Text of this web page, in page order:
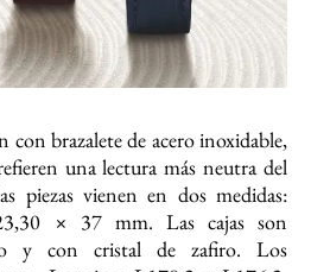
con brazalete de acero inoxidable,
una lectura más neutra del
piezas vienen en dos medidas:
× 37 mm. Las cajas son
y con cristal de zafiro. Los